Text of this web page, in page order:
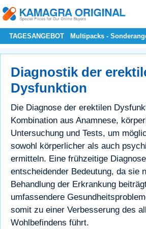
TAGESANGEBOT Multipacks -
Diagnostik der
Dysfunktion
Die Diagnose der erektilen
Kombination aus Anamnese,
Untersuchung und Tests, um
sowohl körperlicher als auch
ermitteln. Eine frühzeitige
entscheidender Bedeutung, da sie
Behandlung der Erkrankung
umfassendere
somit zu einer Verbesserung des
Wohlbefindens führt.